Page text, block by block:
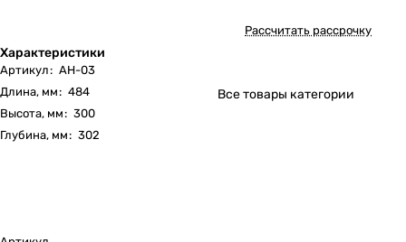
Характеристики
Артикул: АН-03
Длина, мм: 484
Высота, мм: 300
Глубина, мм: 302
Рассчитать рассрочку
Все товары категории